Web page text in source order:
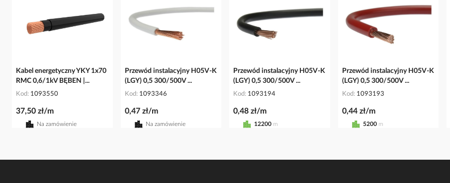
Kabel energetyczny YKY 1x70
RMC 0,6/1kV BĘBEN |...
Kod 1093550
37,50 zł/m
Na zamówienie
Przewód instalacyjny H05V-K
(LGY) 0,5 300/500V ...
Kod 1093346
0,47 zł/m
Na zamówienie
Przewód instalacyjny H05V-K
(LGY) 0,5 300/500V ...
Kod 1093194
0,48 zł/m
12200 m
Przewód instalacyjny H05V-K
(LGY) 0,5 300/500V ...
Kod 1093193
0,44 zł/m
5200 m